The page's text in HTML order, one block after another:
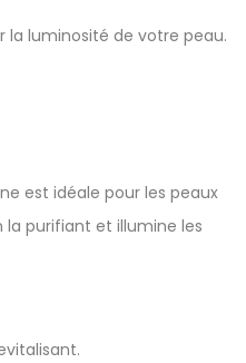
la luminosité de votre peau.
est idéale pour les peaux
purifiant et illumine les